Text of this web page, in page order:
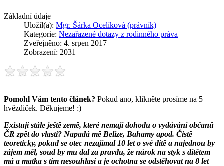
Základní údaje
Uložil(a): Mgr. Šárka Ocelíková (právník)
Kategorie: Nezařazené dotazy z rodinného práva
Zveřejněno: 4. srpen 2017
Zobrazení: 2031
Pomohl Vám tento článek? Pokud ano, klikněte prosíme na 5
hvězdiček. Děkujeme! :)
Existují stále ještě země, které nemají dohodu o vydávání občanů
ČR zpět do vlasti? Napadá mě Belize, Bahamy apod. Čistě
teoreticky, pokud se otec nezajímal 10 let o své dítě a najednou by
zájem měl, soud by mu dal za pravdu, že nárok na styk s dítětem
má a matka s tím nesouhlasí a je ochotna se odstěhovat na 8 let